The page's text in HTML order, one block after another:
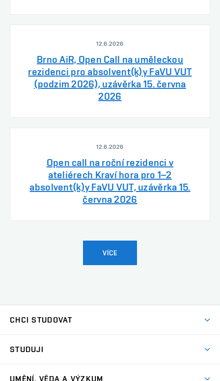
12.6.2026
Brno AiR, Open Call na uměleckou
rezidenci pro absolvent(k)y FaVU VUT
(podzim 2026), uzávěrka 15. června
2026
12.6.2026
Open call na roční rezidenci v
ateliérech Kraví hora pro 1–2
absolvent(k)y FaVU VUT, uzávěrka 15.
června 2026
VÍCE
CHCI STUDOVAT
Přijímačky
STUDUJI
UMĚNÍ, VĚDA A VÝZKUM